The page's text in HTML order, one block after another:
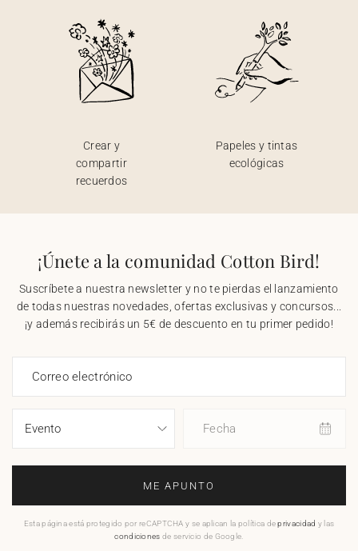
Crear y
compartir
recuerdos
Papeles y tintas
ecológicas
¡Únete a la comunidad Cotton Bird!
Suscríbete a nuestra newsletter y no te pierdas el lanzamiento
de todas nuestras novedades, ofertas exclusivas y concursos...
¡y además recibirás un 5€ de descuento en tu primer pedido!
Correo electrónico
Fecha
ME APUNTO
Esta página está protegido por reCAPTCHA y se aplican la política deprivacidad y las
condiciones de servicio de Google.